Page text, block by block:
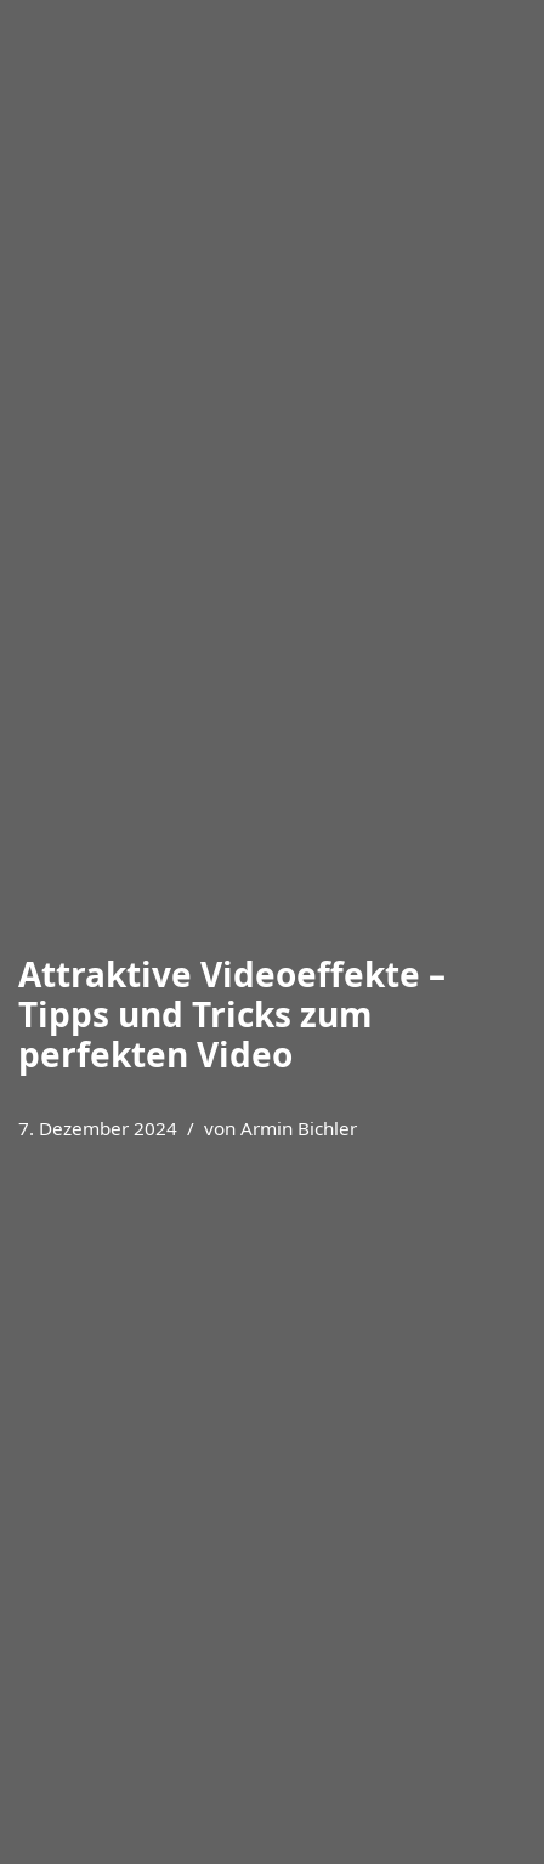
Attraktive Videoeffekte –
Tipps und Tricks zum
perfekten Video
7. Dezember 2024 von Armin Bichler